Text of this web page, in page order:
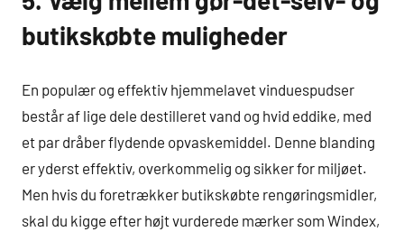
butikskøbte muligheder
En populær og effektiv hjemmelavet vinduespudser
består af lige dele destilleret vand og hvid eddike, med
et par dråber flydende opvaskemiddel. Denne blanding
er yderst effektiv, overkommelig og sikker for miljøet.
Men hvis du foretrækker butikskøbte rengøringsmidler,
skal du kigge efter højt vurderede mærker som Windex,